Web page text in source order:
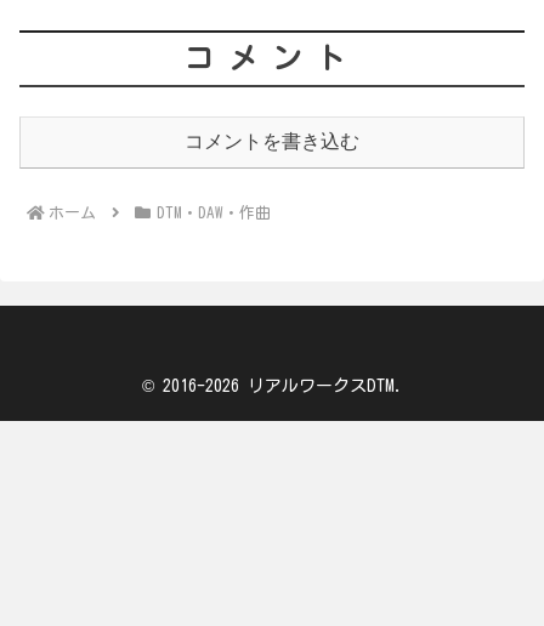
コメント
コメントを書き込む
ホーム DTM・DAW・作曲
© 2016-2026 リアルワークスDTM.